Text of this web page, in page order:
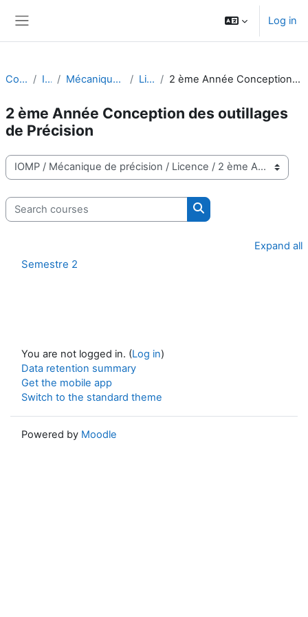
Log in
Courses IOMP Mécanique de précision Licence 2 ème Année Conception des outillages de Précision
2 ème Année Conception des outillages
de Précision
Course categories
Search courses
Search courses
Expand all
Semestre 2
You are not logged in. (Log in)
Data retention summary
Get the mobile app
Switch to the standard theme
Powered by Moodle